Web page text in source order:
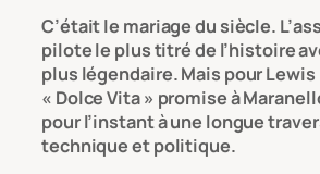
C’était le mariage du siècle.
pilote le plus titré de l’histoire
plus légendaire. Mais pour
« Dolce Vita » promise à
pour l’instant à une longue
technique et politique.